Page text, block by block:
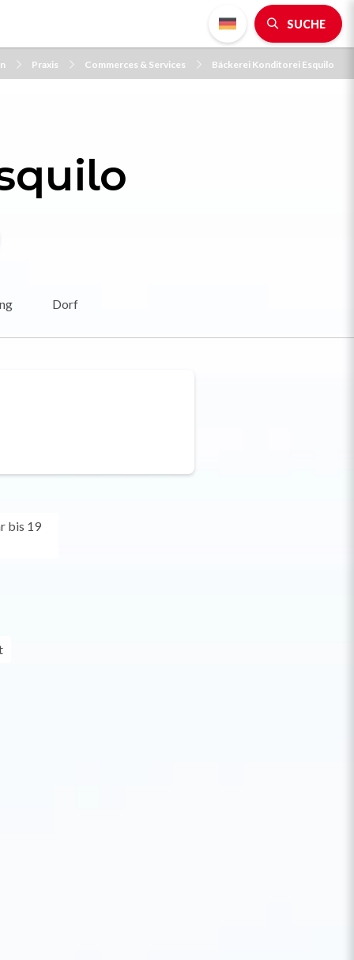
SUCHE
Praxis Commerces & Services Bäckerei Konditorei Esquilo
Dorf
bis 19